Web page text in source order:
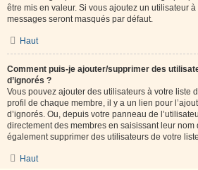
être mis en valeur. Si vous ajoutez un utilisateur
messages seront masqués par défaut.
Haut
Comment puis-je ajouter/supprimer des
d’ignorés ?
Vous pouvez ajouter des utilisateurs à votre liste
profil de chaque membre, il y a un lien pour
d’ignorés. Ou, depuis votre panneau de
directement des membres en saisissant leur nom
également supprimer des utilisateurs de votre
Haut